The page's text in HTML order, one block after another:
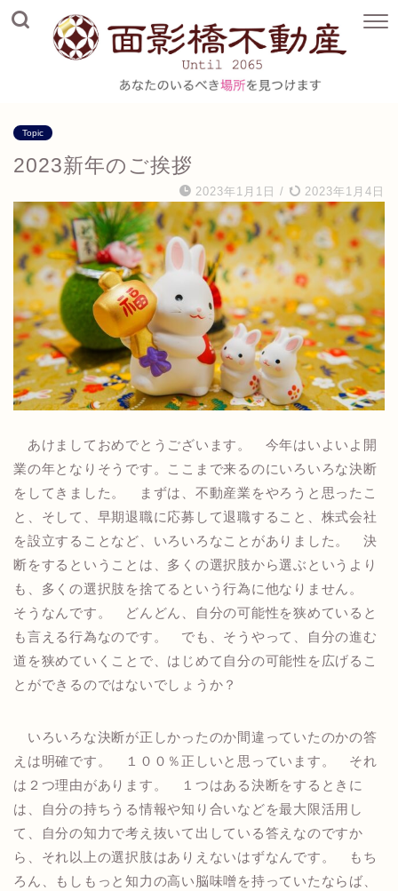
Topic
2023新年のご挨拶
2023年1月1日 / 2023年1月4日
あけましておめでとうございます。 今年はいよいよ開
業の年となりそうです。ここまで来るのにいろいろな決断
をしてきました。 まずは、不動産業をやろうと思ったこ
と、そして、早期退職に応募して退職すること、株式会社
を設立することなど、いろいろなことがありました。 決
断をするということは、多くの選択肢から選ぶというより
も、多くの選択肢を捨てるという行為に他なりません。
そうなんです。 どんどん、自分の可能性を狭めていると
も言える行為なのです。 でも、そうやって、自分の進む
道を狭めていくことで、はじめて自分の可能性を広げるこ
とができるのではないでしょうか？
いろいろな決断が正しかったのか間違っていたのかの答
えは明確です。 １００％正しいと思っています。 それ
は２つ理由があります。 １つはある決断をするときに
は、自分の持ちうる情報や知り合いなどを最大限活用し
て、自分の知力で考え抜いて出している答えなのですか
ら、それ以上の選択肢はありえないはずなんです。 もち
ろん、もしもっと知力の高い脳味噌を持っていたならば、